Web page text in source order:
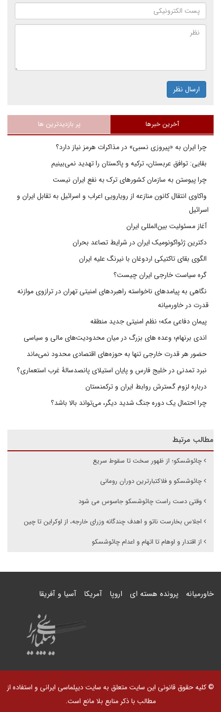
ارسال نظر
آخرین خبرها پر بازدیدترین ها
چرا ایران به «پیروزی نسبی» در مذاکرات هرمز نیاز دارد؟
بقایی: توافق عربستان، ترکیه و پاکستان را تهدید نمی‌بینیم
چرا پیوستن به سازمان کشورهای ترک به نفع ایران نیست
واکاوی انتقال کانون منازعه از رویارویی اعراب و اسرائیل به تقابل ایران و
اسرائیل
آغاز مسئولیت بین‌المللی ایران
دکترین ژئواکونومیک ایران در شرایط تصاعد بحران
الگوی بقای تاکتیکی اردوغان با نیرنگ علیه ایران
گره سیاست خارجی ایران چیست؟
نگاهی به پیامدهای ناخواسته راهبردهای امنیتی تهران در ترازوی موازنه
قدرت در خاورمیانه
پیمان دفاعی مکه؛ نظم امنیتی جدید منطقه
اندی برنهام؛ وعده های بزرگ در میان محدودیت‌های مالی و سیاسی
حضور هر قدرت خارجی تنها به حوزه‌های اقتصادی محدود نمی‌ماند
نبرد تمدنی در خلیج فارس و پایان استیلای پانصدسالۀ غرب استعماری؟
درباره لزوم گسترش روابط ایران و ترکمنستان
چرا احتمال یک دوره جنگ شدید دیگر، می‌تواند بالا باشد؟
مطالب مرتبط
چائوشسکو؛ از ظهور سخت تا سقوط سریع
چائوشسکو و فلاکتبارترین دوران رومانی
وقتی دست راست چائوشسکو جاسوس می شود
اجلاس بخارست ناتو و اهدف چندگانه وزرای خارجه، از اوکراین تا چین
از اقتدار و اوهام تا اتهام و اعدام چائوشسکو
خاورمیانه پرونده هسته ای اروپا آمریکا آسیا و آفریقا
© کلیه حقوق قانونی این سایت متعلق به سایت دیپلماسی ایرانی و استفاده از
مطالب با ذکر منابع بلا مانع است.